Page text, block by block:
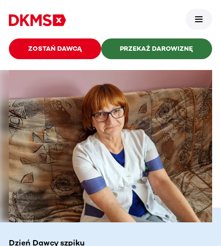
ZOSTAŃ DAWCĄ PRZEKAŻ DAROWIZNĘ
Dzień Dawcy szpiku